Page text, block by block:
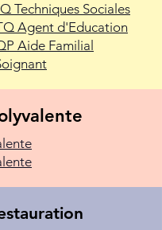
Techniques Sociales
Agent d'Education
Aide Familial